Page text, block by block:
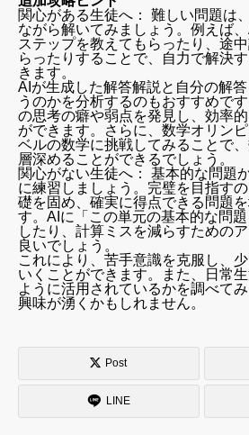
関心がある生徒へ： 難しい問題は
ながら解いてみましょう。例えば
ステップを教えてもらったり、途
らったりすることで、自力で解決
きます。
AIが生成した解答解説と自分の解
うのかを分析するのもおすすめで
の思考の癖や弱点を発見し、効率
ができます。さらに、数学オリン
ベルの数学に挑戦してみることで
層深めることができるでしょう。
関心がない生徒へ： 基本的な問題
に練習しましょう。完璧を目指す
礎を固め、確実に得点できる問題
す。AIに「この単元の基本的な問
したり、計算ミスを減らすための
良いでしょう。
これにより、苦手意識を克服し、
いくことができます。また、日常
ように活用されているかを調べて
興味が湧くかもしれません。
Post
LINE